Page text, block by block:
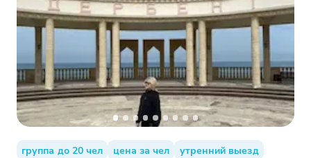
группа до 20 чел цена за чел
утренний выезд